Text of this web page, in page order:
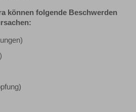
können folgende Beschwerden